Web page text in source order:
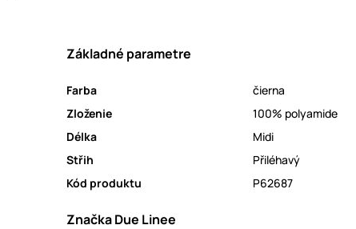
Základné parametre
Farba
čierna
Zloženie
100% polyamide
Délka
Midi
Střih
Přiléhavý
Kód produktu
P62687
Značka Due Linee